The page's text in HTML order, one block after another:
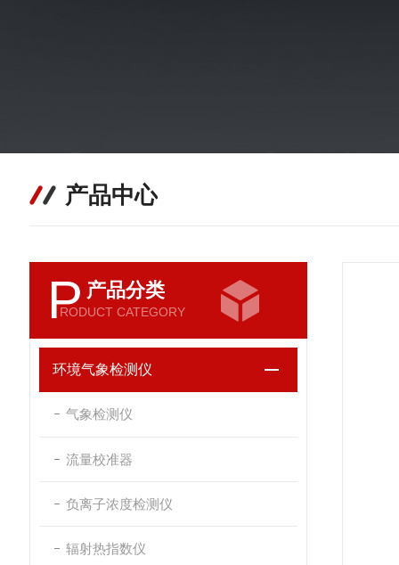
产品中心
P 产品分类
RODUCT CATEGORY
环境气象检测仪
气象检测仪
流量校准器
负离子浓度检测仪
辐射热指数仪